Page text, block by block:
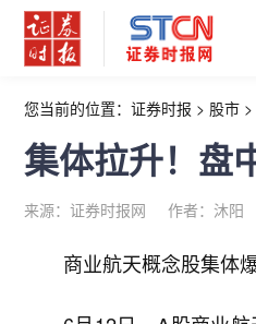
您当前的位置： 证券时报 > 股市 >
集体拉升！盘
来源：证券时报网 作者：沐阳
商业航天概念股集体爆